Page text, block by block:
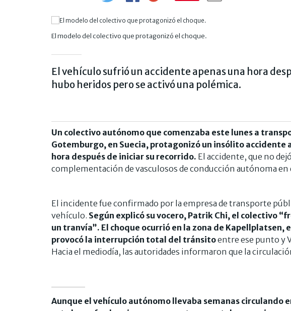
El modelo del colectivo que protagonizó el choque.
El vehículo sufrió un accidente apenas una hora
hubo heridos pero se activó una polémica.
Un colectivo autónomo que comenzaba este lunes a
Gotemburgo, en Suecia, protagonizó un insólito accidente
hora después de iniciar su recorrido. El accidente, que no
complementación de vasculosos de conducción autónoma
El incidente fue confirmado por la empresa de transporte
vehículo. Según explicó su vocero, Patrik Chi, el colectivo
un tranvía”. El choque ocurrió en la zona de Kapellplatsen,
provocó la interrupción total del tránsitoentre ese punto y
Hacia el mediodía, las autoridades informaron que la
Aunque el vehículo autónomo llevaba semanas circulando